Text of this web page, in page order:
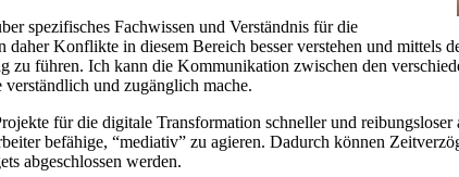
spezifisches Fachwissen und Verständnis für die
Konflikte in diesem Bereich besser verstehen und mittels
zu führen. Ich kann die Kommunikation zwischen den
und zugänglich mache.
für die digitale Transformation schneller und
befähige, “mediativ” zu agieren. Dadurch können
abgeschlossen werden.